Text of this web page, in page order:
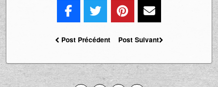
Post Précédent Post Suivant